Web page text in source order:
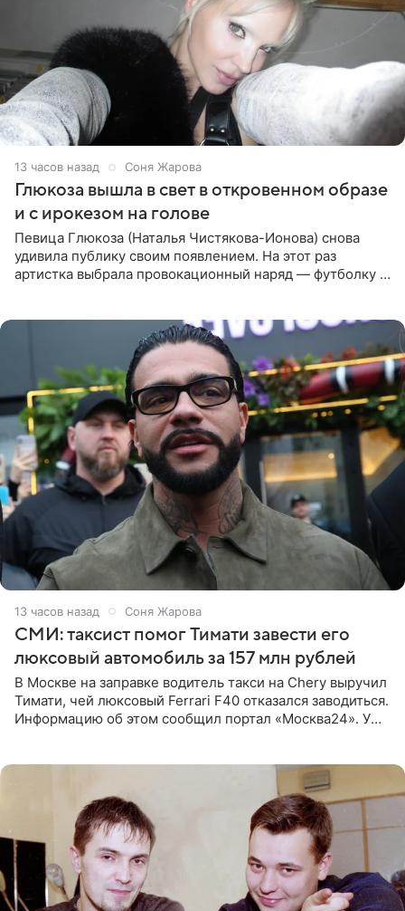
13 часов назад Соня Жарова
Глюкоза вышла в свет в откровенном образе
и с ирокезом на голове
Певица Глюкоза (Наталья Чистякова-Ионова) снова
удивила публику своим появлением. На этот раз
артистка выбрала провокационный наряд — футболку с
13 часов назад Соня Жарова
СМИ: таксист помог Тимати завести его
люксовый автомобиль за 157 млн рублей
В Москве на заправке водитель такси на Chery выручил
Тимати, чей люксовый Ferrari F40 отказался заводиться.
Информацию об этом сообщил портал «Москва24». У